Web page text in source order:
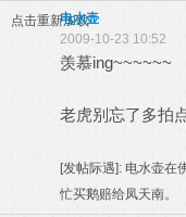
点击重新加载
电水壶
2009-10-23 10:52
羡慕ing~~~~~~
老虎别忘了多拍
[发帖际遇]: 电水壶在
忙买鹅赔给凤天南。